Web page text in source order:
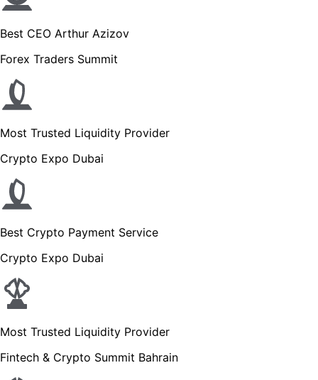
Best CEO Arthur Azizov
Forex Traders Summit
Most Trusted Liquidity Provider
Crypto Expo Dubai
Best Crypto Payment Service
Crypto Expo Dubai
Most Trusted Liquidity Provider
Fintech & Crypto Summit Bahrain